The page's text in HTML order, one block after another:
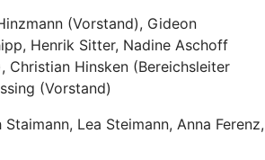
(Vorstand), Gideon
Henrik Sitter, Nadine Aschoff
Christian Hinsken (Bereichsleiter
(Vorstand)
Lea Steimann, Anna Ferenz,